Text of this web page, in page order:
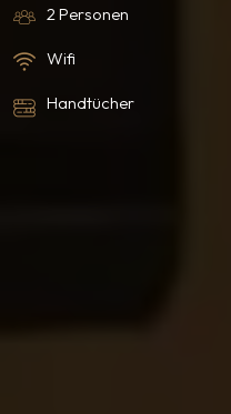
2 Personen
Wifi
Handtücher